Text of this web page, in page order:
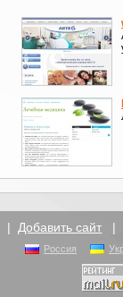
| Добавить сайт |
Россия